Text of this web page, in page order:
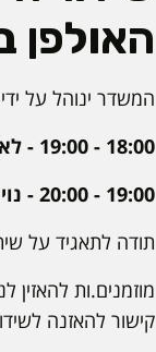
האולפן
המשדר ינוהל על
18:00 - 19:00 - לאל אוחנה, אוריאן חכם, מאיה לוי ויובל רוטמן
19:00 - 20:00 - נוי דרובלס ושחר חיימוביץ
תודה לתאגיד על
מוזמנים.ות להאזין
קישור להאזנה